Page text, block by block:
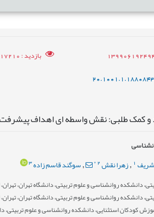
بازدید: 17210
و کمک طلبی: نقش واسطه ای اهداف
1
,زهرا نقش2
*
,سوگند قاسم زاده3
دانشکده روانشناسی و علوم تربیتی، دانشگاه تهران، تهران،
دانشکده روانشناسی و علوم تربیتی، دانشگاه تهران، تهران،
کودکان استثنایی، دانشکده روانشناسی و علوم تربیتی،